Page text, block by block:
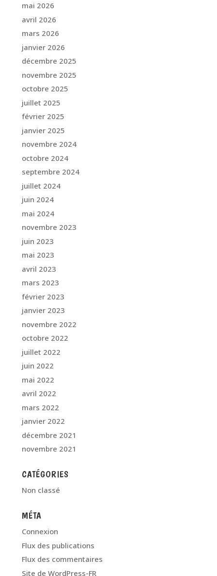
mai 2026
avril 2026
mars 2026
janvier 2026
décembre 2025
novembre 2025
octobre 2025
juillet 2025
février 2025
janvier 2025
novembre 2024
octobre 2024
septembre 2024
juillet 2024
juin 2024
mai 2024
novembre 2023
juin 2023
mai 2023
avril 2023
mars 2023
février 2023
janvier 2023
novembre 2022
octobre 2022
juillet 2022
juin 2022
mai 2022
avril 2022
mars 2022
janvier 2022
décembre 2021
novembre 2021
CATÉGORIES
Non classé
MÉTA
Connexion
Flux des publications
Flux des commentaires
Site de WordPress-FR